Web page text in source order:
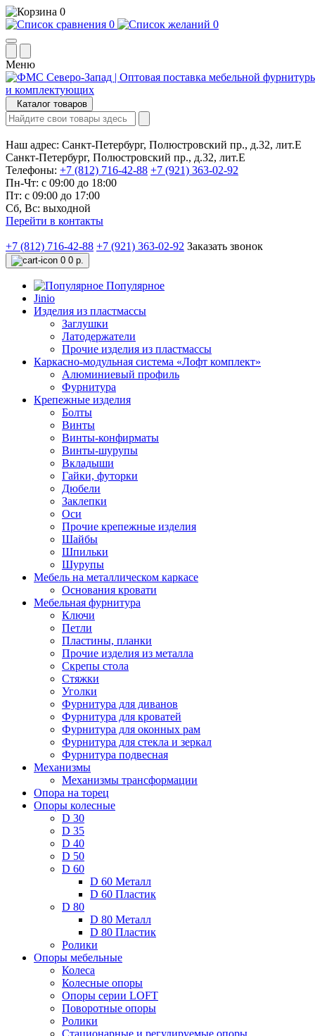
0
0
0
Меню
Каталог товаров
Наш адрес: Санкт-Петербург, Полюстровский пр., д.32, лит.Е
Санкт-Петербург, Полюстровский пр., д.32, лит.Е
Телефоны: +7 (812) 716-42-88 +7 (921) 363-02-92
Пн-Чт: с 09:00 до 18:00
Пт: с 09:00 до 17:00
Сб, Вс: выходной
Перейти в контакты
+7 (812) 716-42-88 +7 (921) 363-02-92 Заказать звонок
0 0 р.
Популярное
Jinio
Изделия из пластмассы
Заглушки
Латодержатели
Прочие изделия из пластмассы
Каркасно-модульная система «Лофт комплект»
Алюминиевый профиль
Фурнитура
Крепежные изделия
Болты
Винты
Винты-конфирматы
Винты-шурупы
Вкладыши
Гайки, футорки
Дюбели
Заклепки
Оси
Прочие крепежные изделия
Шайбы
Шпильки
Шурупы
Мебель на металлическом каркасе
Основания кровати
Мебельная фурнитура
Ключи
Петли
Пластины, планки
Прочие изделия из металла
Скрепы стола
Стяжки
Уголки
Фурнитура для диванов
Фурнитура для кроватей
Фурнитура для оконных рам
Фурнитура для стекла и зеркал
Фурнитура подвесная
Механизмы
Механизмы трансформации
Опора на торец
Опоры колесные
D 30
D 35
D 40
D 50
D 60
D 60 Металл
D 60 Пластик
D 80
D 80 Металл
D 80 Пластик
Ролики
Опоры мебельные
Колеса
Колесные опоры
Опоры серии LOFT
Поворотные опоры
Ролики
Стационарные и регулируемые опоры